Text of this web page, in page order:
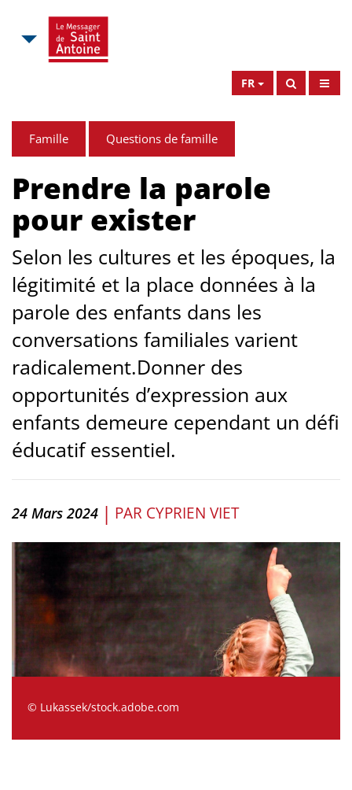
FR
Famille Questions de famille
Prendre la parole
pour exister
Selon les cultures et les époques, la
légitimité et la place données à la
parole des enfants dans les
conversations familiales varient
radicalement.Donner des
opportunités d’expression aux
enfants demeure cependant un défi
éducatif essentiel.
24 Mars 2024 | PAR CYPRIEN VIET
© Lukassek/stock.adobe.com